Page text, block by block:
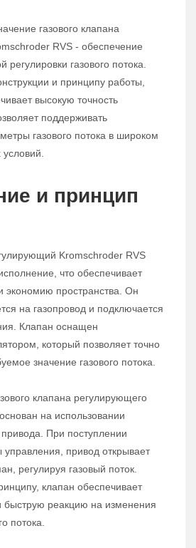
газового клапана
RVS - обеспечение
регулировки газового потока.
и принципу работы,
высокую точность
поддерживать
газового потока в широком
и принцип
Kromschroder RVS
что обеспечивает
экономию пространства. Он
на газопровод и подключается
Клапан оснащен
который позволяет точно
значение газового потока.
клапана регулирующего
на использовании
привода. При поступлении
управления, привод открывает
регулируя газовый поток.
клапан обеспечивает
быструю реакцию на изменения
потока.